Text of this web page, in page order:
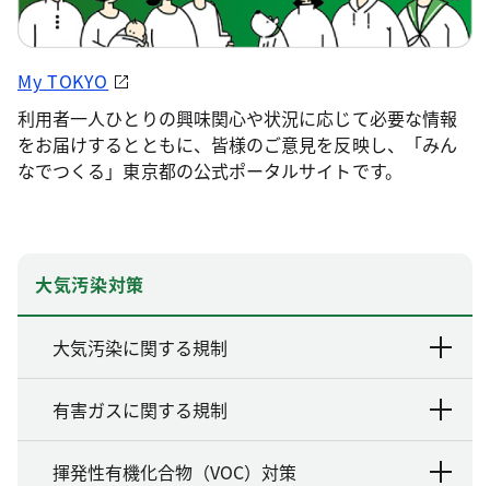
My TOKYO
利用者一人ひとりの興味関心や状況に応じて必要な情報
をお届けするとともに、皆様のご意見を反映し、「みん
なでつくる」東京都の公式ポータルサイトです。
大気汚染対策
大気汚染に関する規制
有害ガスに関する規制
揮発性有機化合物（VOC）対策